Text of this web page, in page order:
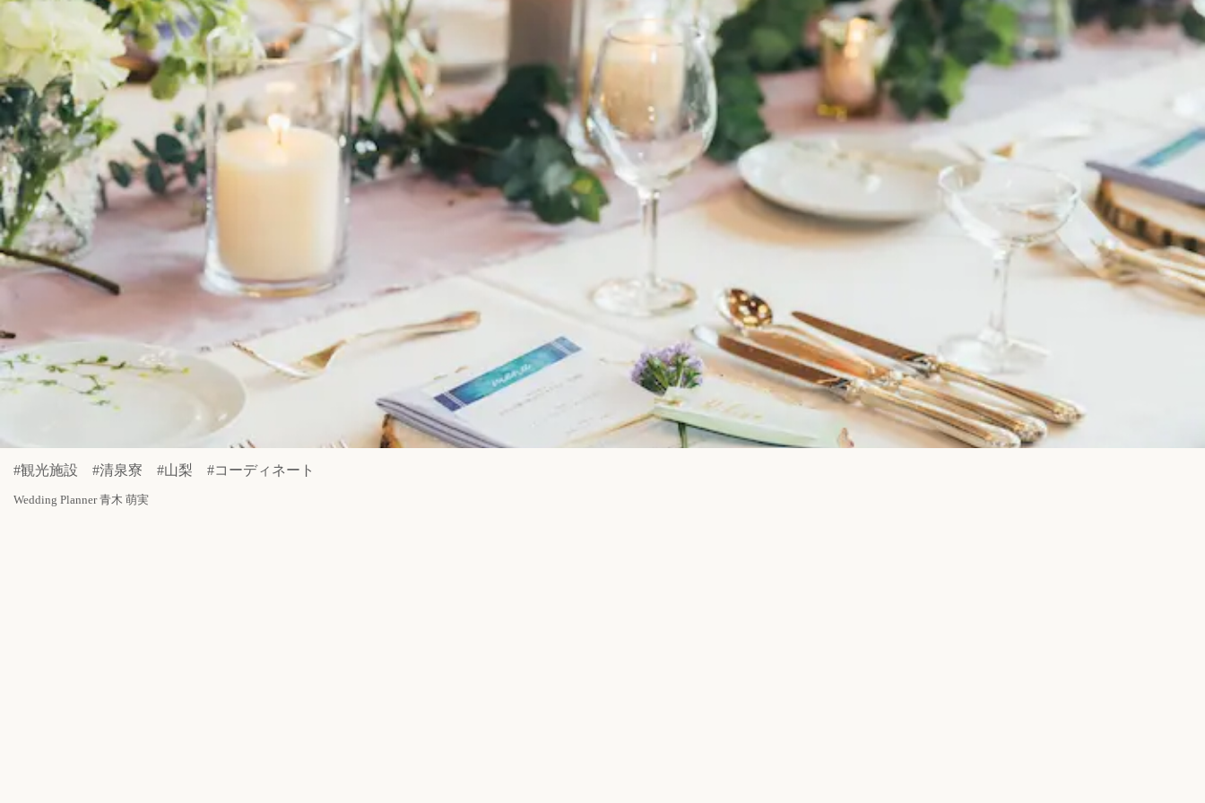
#観光施設 #清泉寮 #山梨 #コーディネート
Wedding Planner 青木 萌実